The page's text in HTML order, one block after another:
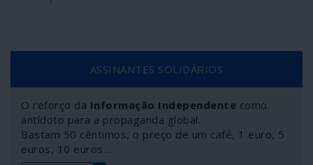
ASSINANTES SOLIDÁRIOS
O reforço da Informação Independente como
antídoto para a propaganda global.
Bastam 50 cêntimos, o preço de um café, 1 euro, 5
euros, 10 euros…